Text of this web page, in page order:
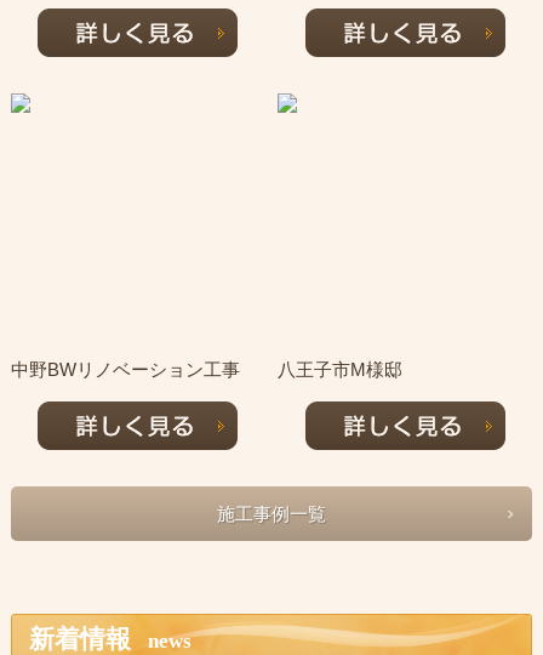
中野BWリノベーション工事 八王子市M様邸
施工事例一覧
新着情報 news